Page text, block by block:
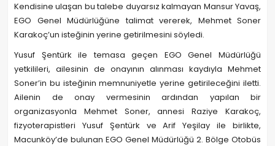
Kendisine ulaşan bu talebe duyarsız kalmayan Mansur Yavaş,
EGO Genel Müdürlüğüne talimat vererek, Mehmet Soner
Karakoç’un isteğinin yerine getirilmesini söyledi.
Yusuf Şentürk ile temasa geçen EGO Genel Müdürlüğü
yetkilileri, ailesinin de onayının alınması kaydıyla Mehmet
Soner’in bu isteğinin memnuniyetle yerine getirileceğini iletti.
Ailenin de onay vermesinin ardından yapılan bir
organizasyonla Mehmet Soner, annesi Raziye Karakoç,
fizyoterapistleri Yusuf Şentürk ve Arif Yeşilay ile birlikte,
Macunköy’de bulunan EGO Genel Müdürlüğü 2. Bölge Otobüs